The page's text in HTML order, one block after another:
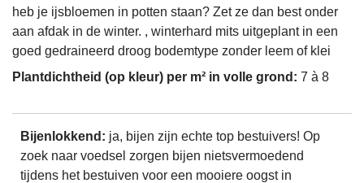
heb je ijsbloemen in potten staan? Zet ze dan best onder
aan afdak in de winter. , winterhard mits uitgeplant in een
goed gedraineerd droog bodemtype zonder leem of klei
Plantdichtheid (op kleur) per m² in volle grond: 7 à 8
Bijenlokkend: ja, bijen zijn echte top bestuivers! Op
zoek naar voedsel zorgen bijen nietsvermoedend
tijdens het bestuiven voor een mooiere oogst in